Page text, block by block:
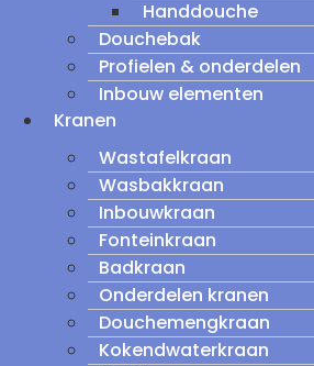
Handdouche
Douchebak
Profielen & onderdelen
Inbouw elementen
Kranen
Wastafelkraan
Wasbakkraan
Inbouwkraan
Fonteinkraan
Badkraan
Onderdelen kranen
Douchemengkraan
Kokendwaterkraan